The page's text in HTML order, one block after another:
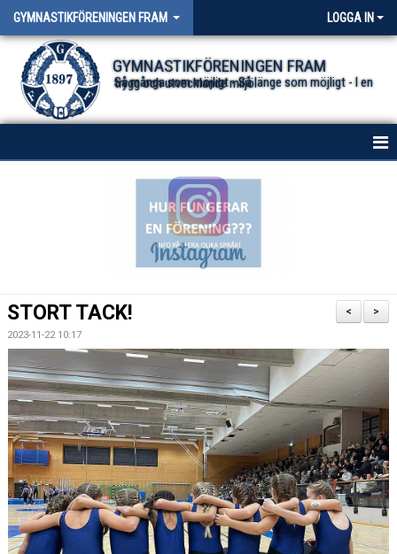
GYMNASTIKFÖRENINGEN FRAM LOGGA IN
GYMNASTIKFÖRENINGEN FRAM
Så många som möjligt - Så länge som möjligt - I en trygg och utvecklande miljö.
NYHETER FÖR ALLA TRUPPER
>
<
STORT TACK!
2023-11-22 10:17